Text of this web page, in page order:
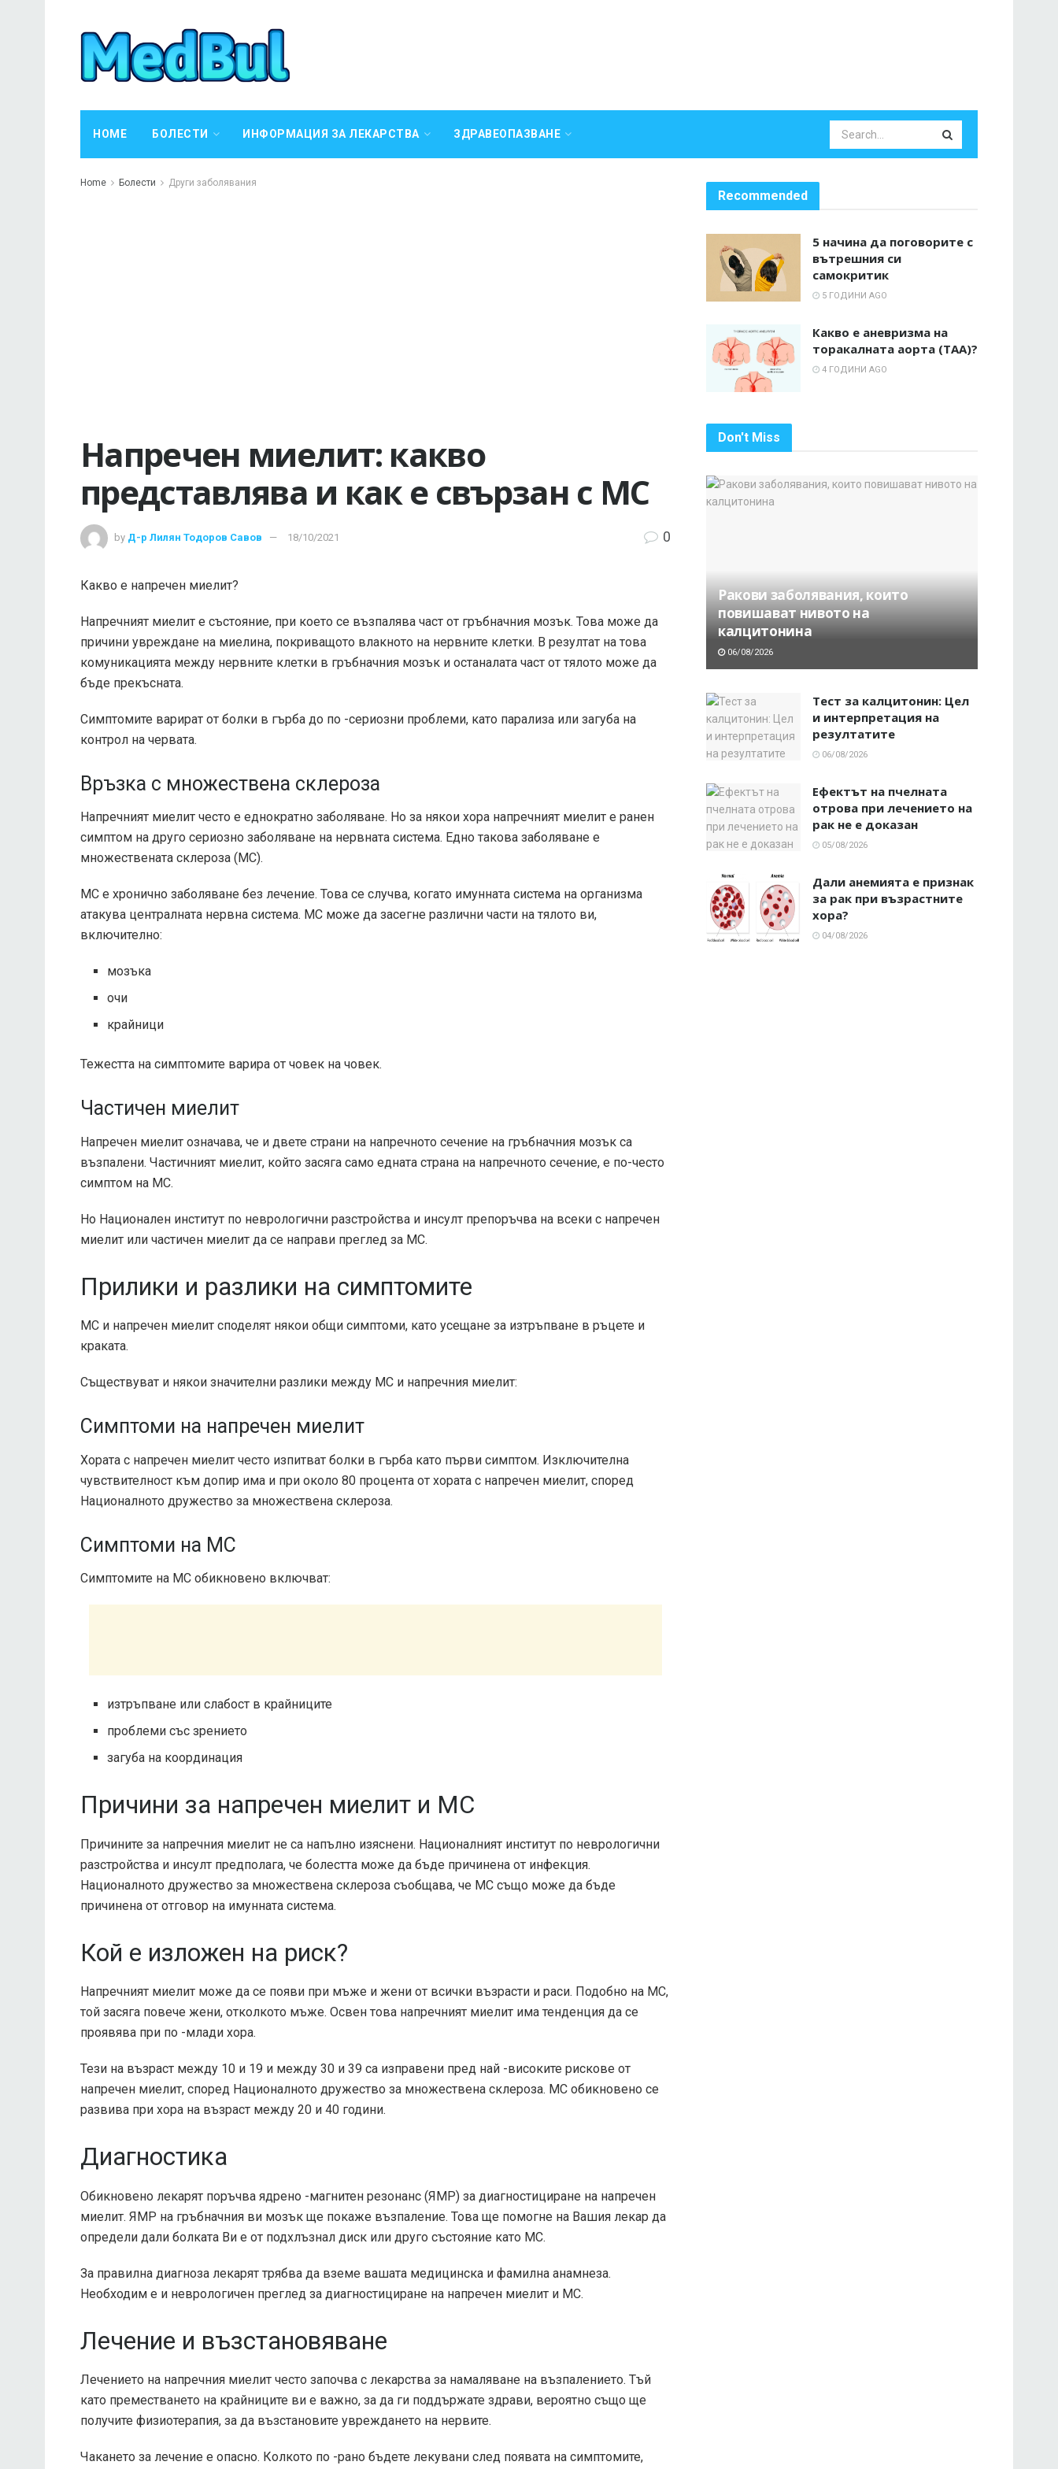
HOME БОЛЕСТИ ИНФОРМАЦИЯ ЗА ЛЕКАРСТВА ЗДРАВЕОПАЗВАНЕ
Home Болести Други заболявания
Напречен миелит: какво
представлява и как е свързан с МС
by Д-р Лилян Тодоров Савов 18/10/2021 0
Какво е напречен миелит?
Напречният миелит е състояние, при което се възпалява част от гръбначния мозък. Това може да
причини увреждане на миелина, покриващото влакното на нервните клетки. В резултат на това
комуникацията между нервните клетки в гръбначния мозък и останалата част от тялото може да
бъде прекъсната.
Симптомите варират от болки в гърба до по -сериозни проблеми, като парализа или загуба на
контрол на червата.
Връзка с множествена склероза
Напречният миелит често е еднократно заболяване. Но за някои хора напречният миелит е ранен
симптом на друго сериозно заболяване на нервната система. Едно такова заболяване е
множествената склероза (МС).
МС е хронично заболяване без лечение. Това се случва, когато имунната система на организма
атакува централната нервна система. МС може да засегне различни части на тялото ви,
включително:
мозъка
очи
крайници
Тежестта на симптомите варира от човек на човек.
Частичен миелит
Напречен миелит означава, че и двете страни на напречното сечение на гръбначния мозък са
възпалени. Частичният миелит, който засяга само едната страна на напречното сечение, е по-често
симптом на МС.
Но Национален институт по неврологични разстройства и инсулт препоръчва на всеки с напречен
миелит или частичен миелит да се направи преглед за МС.
Прилики и разлики на симптомите
МС и напречен миелит споделят някои общи симптоми, като усещане за изтръпване в ръцете и
краката.
Съществуват и някои значителни разлики между МС и напречния миелит:
Симптоми на напречен миелит
Хората с напречен миелит често изпитват болки в гърба като първи симптом. Изключителна
чувствителност към допир има и при около 80 процента от хората с напречен миелит, според
Националното дружество за множествена склероза.
Симптоми на МС
Симптомите на МС обикновено включват:
изтръпване или слабост в крайниците
проблеми със зрението
загуба на координация
Причини за напречен миелит и МС
Причините за напречния миелит не са напълно изяснени. Националният институт по неврологични
разстройства и инсулт предполага, че болестта може да бъде причинена от инфекция.
Националното дружество за множествена склероза съобщава, че МС също може да бъде
причинена от отговор на имунната система.
Кой е изложен на риск?
Напречният миелит може да се появи при мъже и жени от всички възрасти и раси. Подобно на МС,
той засяга повече жени, отколкото мъже. Освен това напречният миелит има тенденция да се
проявява при по -млади хора.
Тези на възраст между 10 и 19 и между 30 и 39 са изправени пред най -високите рискове от
напречен миелит, според Националното дружество за множествена склероза. МС обикновено се
развива при хора на възраст между 20 и 40 години.
Диагностика
Обикновено лекарят поръчва ядрено -магнитен резонанс (ЯМР) за диагностициране на напречен
миелит. ЯМР на гръбначния ви мозък ще покаже възпаление. Това ще помогне на Вашия лекар да
определи дали болката Ви е от подхлъзнал диск или друго състояние като МС.
За правилна диагноза лекарят трябва да вземе вашата медицинска и фамилна анамнеза.
Необходим е и неврологичен преглед за диагностициране на напречен миелит и МС.
Лечение и възстановяване
Лечението на напречния миелит често започва с лекарства за намаляване на възпалението. Тъй
като преместването на крайниците ви е важно, за да ги поддържате здрави, вероятно също ще
получите физиотерапия, за да възстановите увреждането на нервите.
Чакането за лечение е опасно. Колкото по -рано бъдете лекувани след появата на симптомите,
Recommended
5 начина да поговорите с
вътрешния си
самокритик
5 ГОДИНИ AGO
Какво е аневризма на
торакалната аорта (TAA)?
4 ГОДИНИ AGO
Don't Miss
Ракови заболявания, които
повишават нивото на
калцитонина
06/08/2026
Тест за калцитонин: Цел
и интерпретация на
резултатите
06/08/2026
Ефектът на пчелната
отрова при лечението на
рак не е доказан
05/08/2026
Дали анемията е признак
за рак при възрастните
хора?
04/08/2026